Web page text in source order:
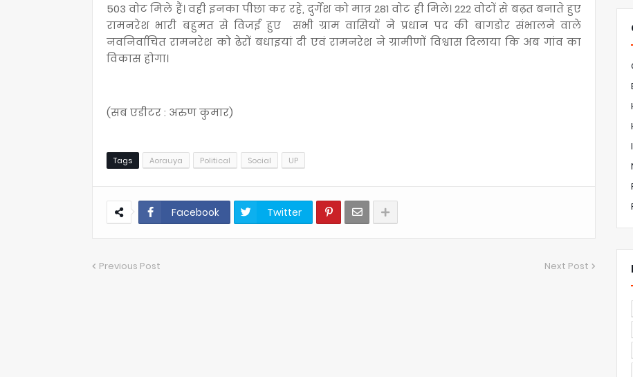
503 वोट मिले हैं। वही इनका पीछा कर रहे, दुर्गेश को मात्र 281 वोट ही मिले। 222 वोटों से बढ़त बनाते हुए
रामनरेश भारी बहुमत से विजई हुए सभी ग्राम वासियों ने प्रधान पद की बागडोर संभालने वाले
नवनिर्वाचित रामनरेश को ढेरों बधाइयां दी एवं रामनरेश ने ग्रामीणों विश्वास दिलाया कि अब गांव का
विकास होगा।
(सब एडीटर : अरुण कुमार)
Tags Aorauya Political Social UP
Facebook Twitter
Previous Post Next Post